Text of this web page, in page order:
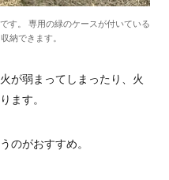
す。 専用の緑のケースが付いている
納できます。
が弱まってしまったり、火
ます。
のがおすすめ。